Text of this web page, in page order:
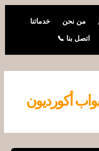
من نحن خدماتنا
اتصل بنا 📞
أكورديون